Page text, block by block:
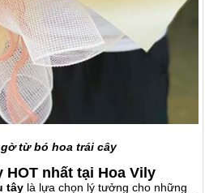
từ bó hoa trái cây
nhất tại Hoa Vily
tây là lựa chọn lý tưởng cho những